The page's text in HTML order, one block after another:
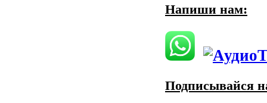
Напиши нам:
Подписывайся